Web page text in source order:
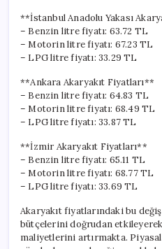
**İstanbul Anadolu Yakası
– Benzin litre fiyatı: 63.72 TL
– Motorin litre fiyatı: 67.23 TL
– LPG litre fiyatı: 33.29 TL
**Ankara Akaryakıt Fiyatları**
– Benzin litre fiyatı: 64.83 TL
– Motorin litre fiyatı: 68.49 TL
– LPG litre fiyatı: 33.87 TL
**İzmir Akaryakıt Fiyatları**
– Benzin litre fiyatı: 65.11 TL
– Motorin litre fiyatı: 68.77 TL
– LPG litre fiyatı: 33.69 TL
Akaryakıt fiyatlarındaki bu
bütçelerini doğrudan
maliyetlerini artırmakta.